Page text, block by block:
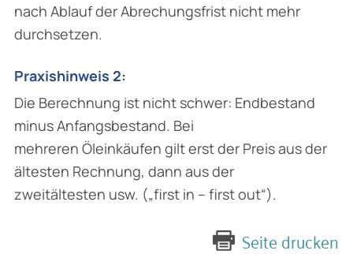
nach Ablauf der Abrechungsfrist nicht mehr
durchsetzen.
Praxishinweis 2:
Die Berechnung ist nicht schwer: Endbestand
minus Anfangsbestand. Bei
mehreren Öleinkäufen gilt erst der Preis aus der
ältesten Rechnung, dann aus der
zweitältesten usw. („first in – first out“).
Seite drucken